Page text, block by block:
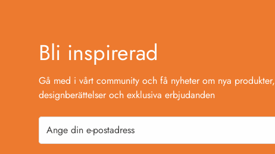
Bli inspirerad
Gå med i vårt community och få nyheter om nya produkter,
designberättelser och exklusiva erbjudanden